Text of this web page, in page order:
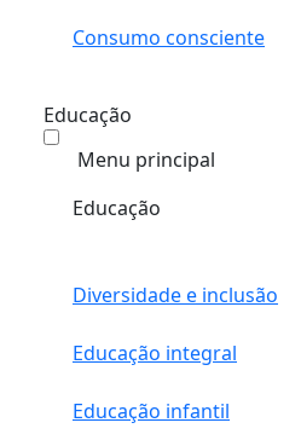
Consumo consciente
Educação
Menu principal
Educação
Diversidade e inclusão
Educação integral
Educação infantil